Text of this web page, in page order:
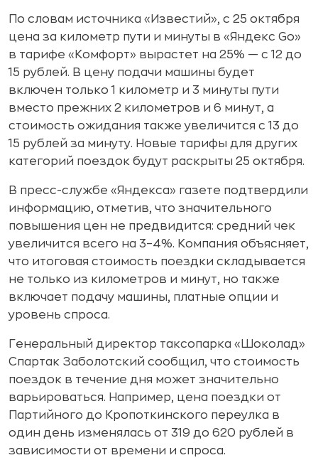
По словам источника «Известий», с 25 октября
цена за километр пути и минуты в «Яндекс Go»
в тарифе «Комфорт» вырастет на 25% — с 12 до
15 рублей. В цену подачи машины будет
включен только 1 километр и 3 минуты пути
вместо прежних 2 километров и 6 минут, а
стоимость ожидания также увеличится с 13 до
15 рублей за минуту. Новые тарифы для других
категорий поездок будут раскрыты 25 октября.
В пресс-службе «Яндекса» газете подтвердили
информацию, отметив, что значительного
повышения цен не предвидится: средний чек
увеличится всего на 3–4%. Компания объясняет,
что итоговая стоимость поездки складывается
не только из километров и минут, но также
включает подачу машины, платные опции и
уровень спроса.
Генеральный директор таксопарка «Шоколад»
Спартак Заболотский сообщил, что стоимость
поездок в течение дня может значительно
варьироваться. Например, цена поездки от
Партийного до Кропоткинского переулка в
один день изменялась от 319 до 620 рублей в
зависимости от времени и спроса.